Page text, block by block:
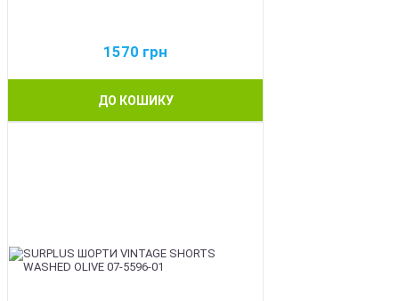
1570 грн
ДО КОШИКУ